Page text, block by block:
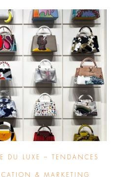
DU LUXE – TENDANCES
& MARKETING